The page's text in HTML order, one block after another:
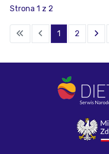
Strona 1 z 2
1 2